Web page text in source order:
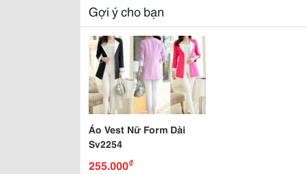
Gợi ý cho bạn
Áo Vest Nữ Form Dài
Sv2254
255.000₫